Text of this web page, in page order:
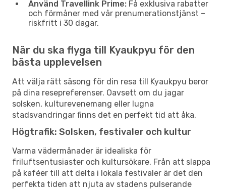
Använd Travellink Prime: Få exklusiva rabatter
och förmåner med vår prenumerationstjänst –
riskfritt i 30 dagar.
När du ska flyga till Kyaukpyu för den
bästa upplevelsen
Att välja rätt säsong för din resa till Kyaukpyu beror
på dina resepreferenser. Oavsett om du jagar
solsken, kulturevenemang eller lugna
stadsvandringar finns det en perfekt tid att åka.
Högtrafik: Solsken, festivaler och kultur
Varma vädermånader är idealiska för
friluftsentusiaster och kultursökare. Från att slappa
på kaféer till att delta i lokala festivaler är det den
perfekta tiden att njuta av stadens pulserande